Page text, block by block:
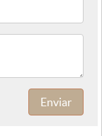
Enviar